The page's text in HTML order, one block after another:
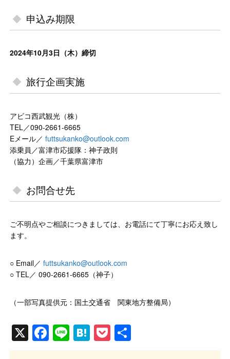
申込み期限
2024年10月3日（木）締切
旅行企画実施
アビコ西武観光（株）
TEL／090-2661-6665
Eメール／futtsukanko@outlook.com
添乗員／富津市応援隊：神子政則
（協力）企画／千葉県富津市
お問合せ先
ご不明点やご相談につきましては、お電話にて丁寧にお応え致し
ます。
○ Email／futtsukanko@outlook.com
○ TEL／ 090-2661-6665（神子）
（一部写真提供元：国土交通省 関東地方整備局）
X F
a
Li
n
H
at
P
o 有